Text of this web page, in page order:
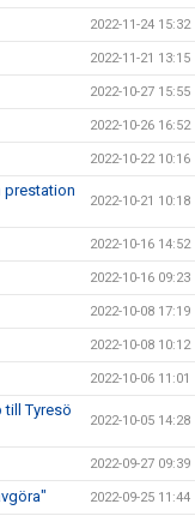
2022-11-24 15:32
2022-11-21 13:15
2022-10-27 15:55
2022-10-26 16:52
2022-10-22 10:16
prestation
2022-10-21 10:18
2022-10-16 14:52
2022-10-16 09:23
2022-10-08 17:19
2022-10-08 10:12
2022-10-06 11:01
till Tyresö
2022-10-05 14:28
2022-09-27 09:39
2022-09-25 11:44